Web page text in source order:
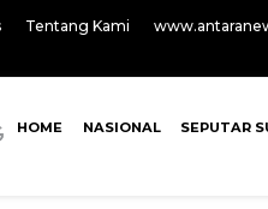
Tentang Kami
HOME NASIONAL SEPUTAR